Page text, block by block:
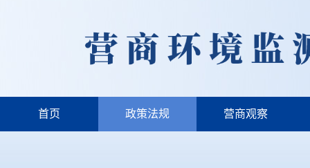
首页 政策法规 营商观察